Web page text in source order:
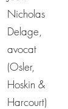
Nicholas
Delage,
avocat
(Osler,
Hoskin &
Harcourt)